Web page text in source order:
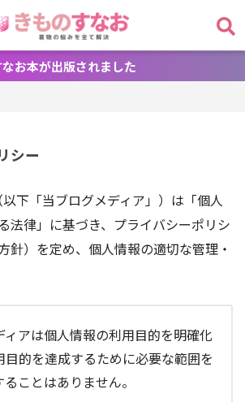
なお本が出版されました
シー
下「当ブログメディア」）は「個人
法律」に基づき、プライバシーポリシ
針）を定め、個人情報の適切な管理・
ィアは個人情報の利用目的を明確化
目的を達成するために必要な範囲を
ことはありません。